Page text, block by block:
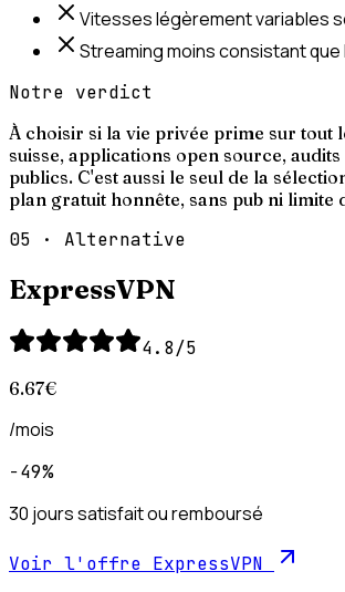
Vitesses légèrement variables
Streaming moins consistant que
Notre verdict
À choisir si la vie privée prime sur tout
suisse, applications open source,
publics. C'est aussi le seul de la
plan gratuit honnête, sans pub ni limite
05 · Alternative
ExpressVPN
4.8/5
6.67€
/mois
−49%
30 jours satisfait ou remboursé
Voir l'offre ExpressVPN